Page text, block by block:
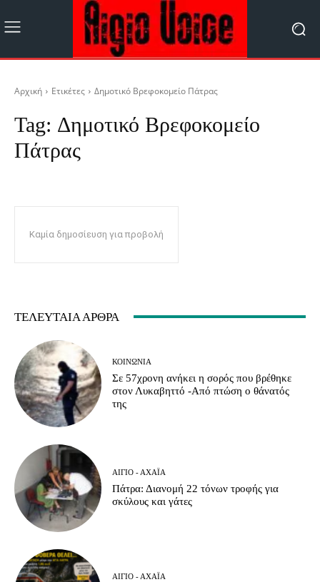
Αρχική Ετικέτες Δημοτικό Βρεφοκομείο Πάτρας
Tag: Δημοτικό Βρεφοκομείο
Πάτρας
Καμία δημοσίευση για προβολή
ΤΕΛΕΥΤΑΊΑ ΆΡΘΡΑ
ΚΟΙΝΩΝΊΑ
Σε 57χρονη ανήκει η σορός που βρέθηκε
στον Λυκαβηττό -Από πτώση ο θάνατός
της
ΑΊΓΙΟ - ΑΧΑΪ́Α
Πάτρα: Διανομή 22 τόνων τροφής για
σκύλους και γάτες
ΑΊΓΙΟ - ΑΧΑΪ́Α